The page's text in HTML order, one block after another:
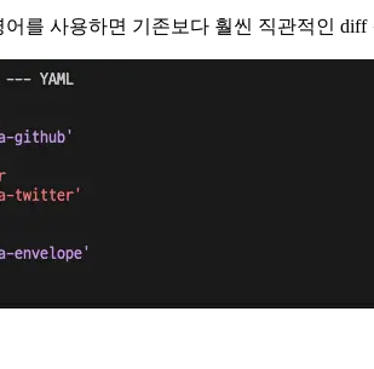
어를 사용하면 기존보다 훨씬 직관적인 diff